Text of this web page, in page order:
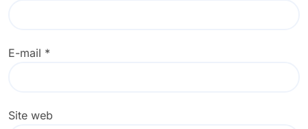
E-mail *
Site web